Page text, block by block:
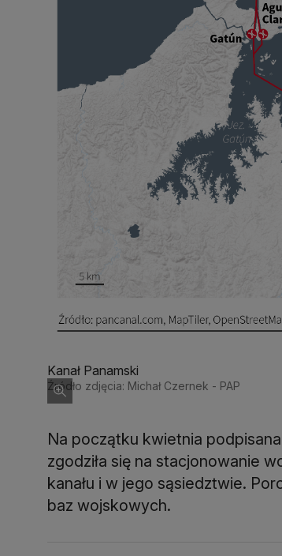
Kanał Panamski
Źródło zdjęcia: Michał Czernek - PAP
Na początku kwietnia
zgodziła się na stacjonowanie
kanału i w jego sąsiedztwie.
baz wojskowych.